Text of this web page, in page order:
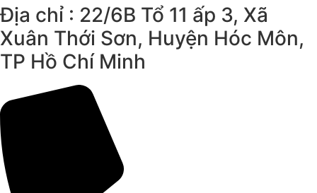
Địa chỉ : 22/6B Tổ 11 ấp 3, Xã
Xuân Thới Sơn, Huyện Hóc Môn,
TP Hồ Chí Minh